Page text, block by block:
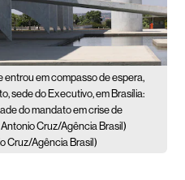
entrou em compasso de espera,
sede do Executivo, em Brasília:
do mandato em crise de
Cruz/Agência Brasil)
Cruz/Agência Brasil)